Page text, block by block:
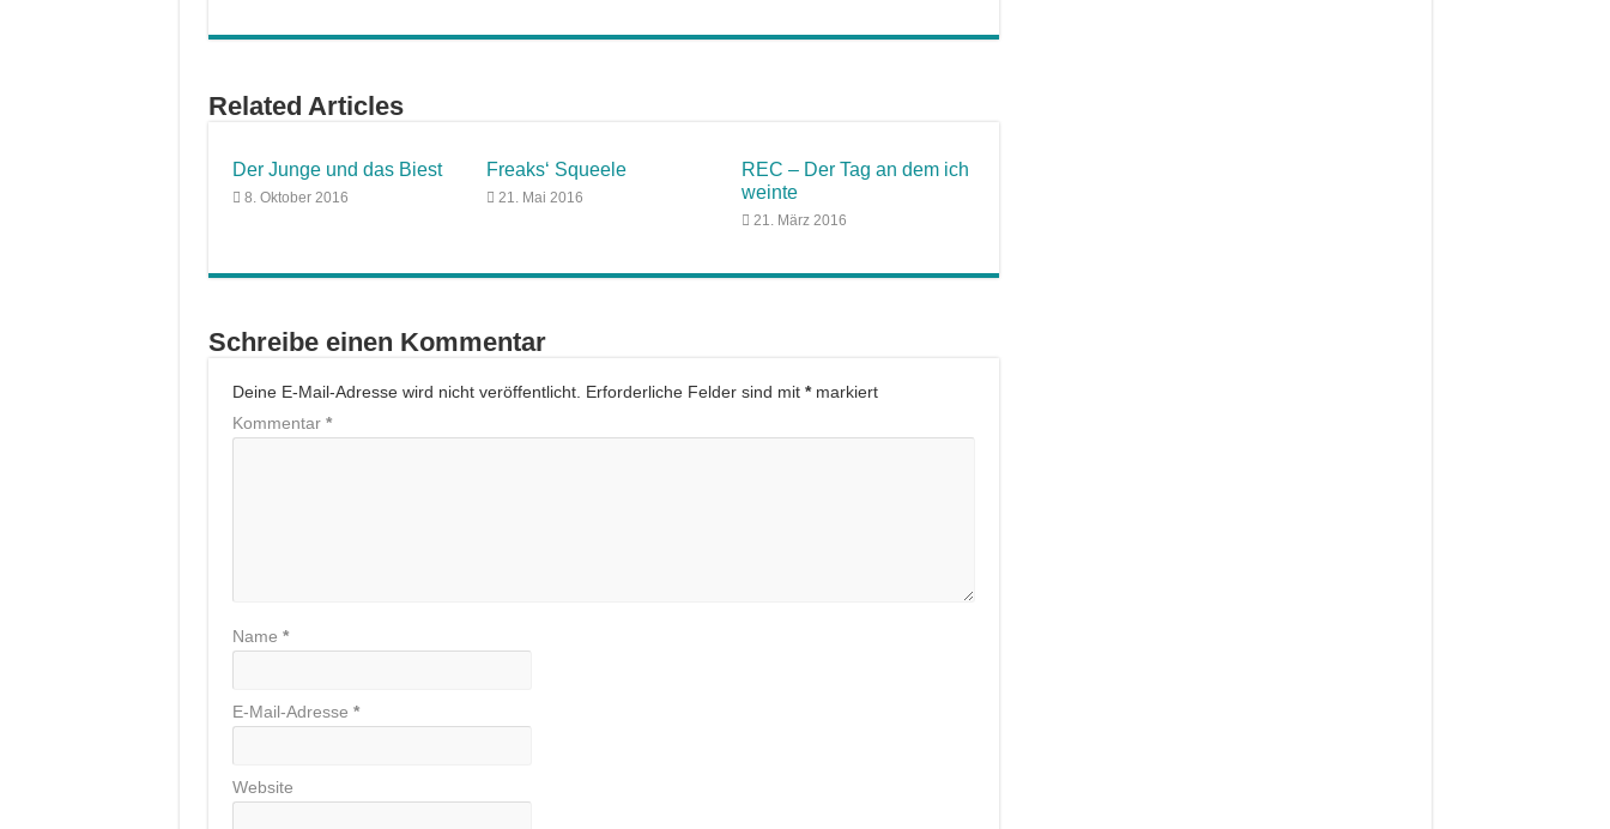
Related Articles
Der Junge und das Biest
8. Oktober 2016
Freaks‘ Squeele
21. Mai 2016
REC – Der Tag an dem ich
weinte
21. März 2016
Schreibe einen Kommentar
Deine E-Mail-Adresse wird nicht veröffentlicht. Erforderliche Felder sind mit *markiert
Kommentar *
Name *
E-Mail-Adresse *
Website